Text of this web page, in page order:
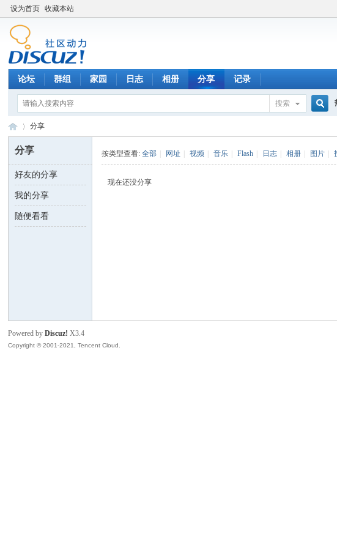
设为首页 收藏本站
论坛 群组 家园 日志 相册 分享 记录
搜索
数 ›
分享
分享
好友的分享
我的分享
随便看看
按类型查看:全部 网址 视频 音乐 Flash 日志 相册 图片
现在还没分享
Powered byDiscuz! X3.4
Copyright © 2001-2021, Tencent Cloud.